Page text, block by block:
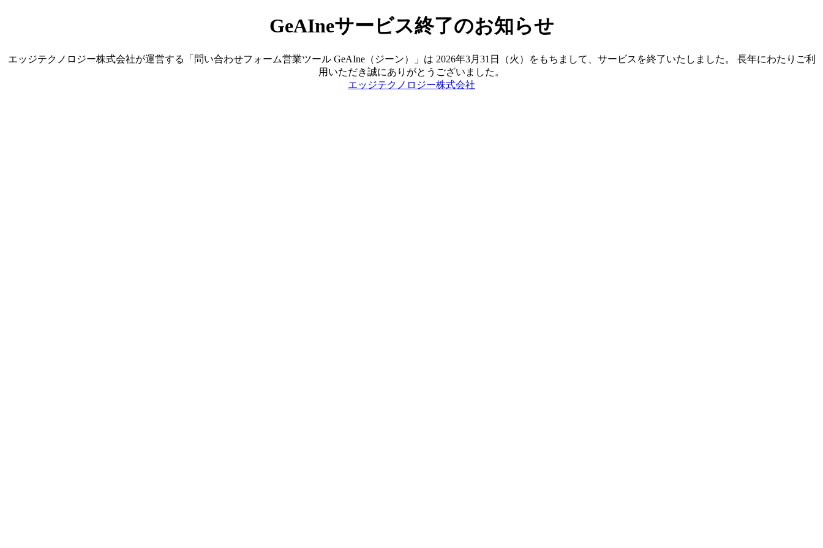
GeAIneサービス終了のお知らせ
エッジテクノロジー株式会社が運営する「問い合わせフォーム営業ツール GeAIne（ジーン）」は 2026年3月31日（火）をもちまして、サービスを終了いたしました。 長年にわたりご利
用いただき誠にありがとうございました。
エッジテクノロジー株式会社